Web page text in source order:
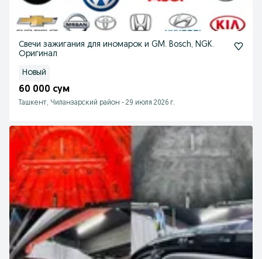
Свечи зажигания для иномарок и GM. Bosch, NGK.
Оригинал
Новый
60 000 сум
Ташкент, Чиланзарский район - 29 июля 2026 г.